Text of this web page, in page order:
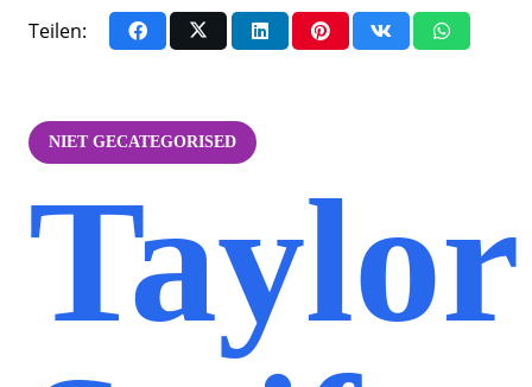
Teilen:
NIET GECATEGORISED
Taylor